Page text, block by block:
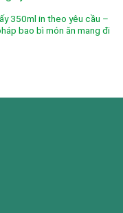
350ml in theo yêu cầu –
bao bì món ăn mang đi